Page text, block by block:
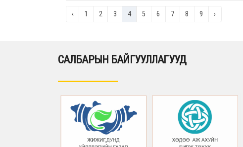
‹ 1 2 3 4 5 6 7 8 9 ›
САЛБАРЫН БАЙГУУЛЛАГУУД